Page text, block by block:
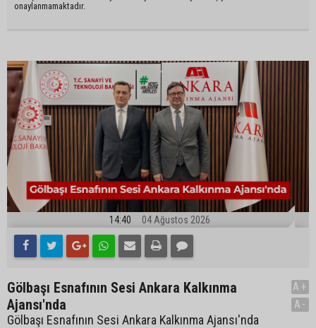
onaylanmamaktadır.
14:40 04 Ağustos 2026
Gölbaşı Esnafının Sesi Ankara Kalkınma
Ajansı'nda
Gölbaşı Esnafının Sesi Ankara Kalkınma Ajansı'nda
A+
A-